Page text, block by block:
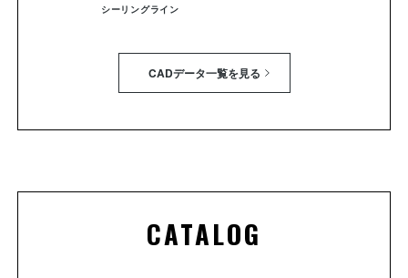
シーリングライン
CADデータ一覧を見る
CATALOG